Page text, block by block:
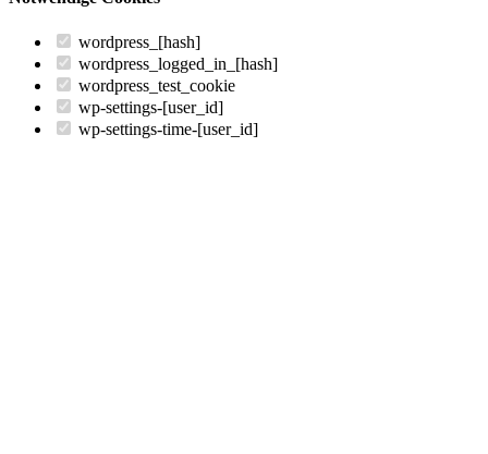
wordpress_[hash]
wordpress_logged_in_[hash]
wordpress_test_cookie
wp-settings-[user_id]
wp-settings-time-[user_id]